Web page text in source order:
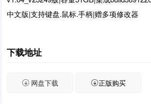
中文版|支持键盘.鼠标.手柄|赠多项修改器
下载地址
网盘下载 正版购买